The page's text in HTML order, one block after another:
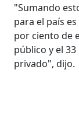
"Sumando
para el país
por ciento de
público y el
privado", dijo.